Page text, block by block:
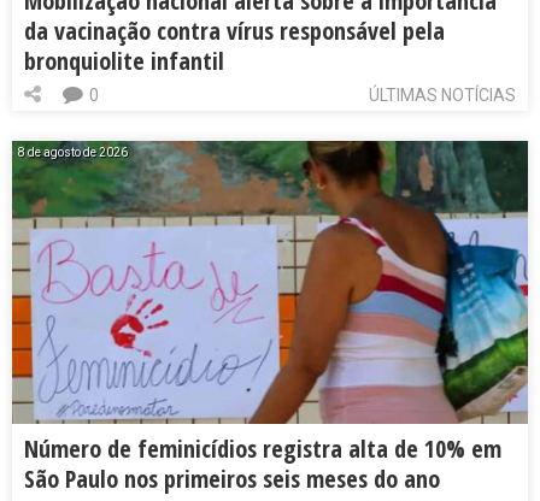
da vacinação contra vírus responsável pela
bronquiolite infantil
ÚLTIMAS NOTÍCIAS
0
8 de agosto de 2026
Número de feminicídios registra alta de 10% em
São Paulo nos primeiros seis meses do ano